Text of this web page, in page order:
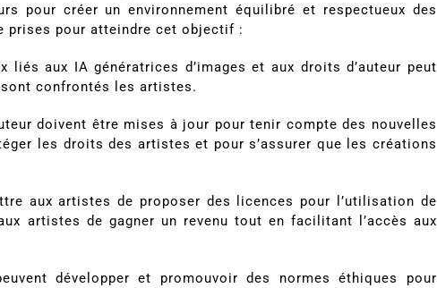
pour créer un environnement équilibré et respectueux des
prises pour atteindre cet objectif :
aux IA génératrices d’images et aux droits d’auteur peut
confrontés les artistes.
doivent être mises à jour pour tenir compte des nouvelles
les droits des artistes et pour s’assurer que les créations
aux artistes de proposer des licences pour l’utilisation de
artistes de gagner un revenu tout en facilitant l’accès aux
développer et promouvoir des normes éthiques pour